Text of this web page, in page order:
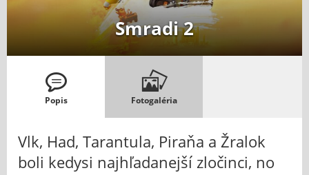
Smradi 2
Popis Fotogaléria
Vlk, Had, Tarantula, Piraňa a Žralok
boli kedysi najhľadanejší zločinci, no